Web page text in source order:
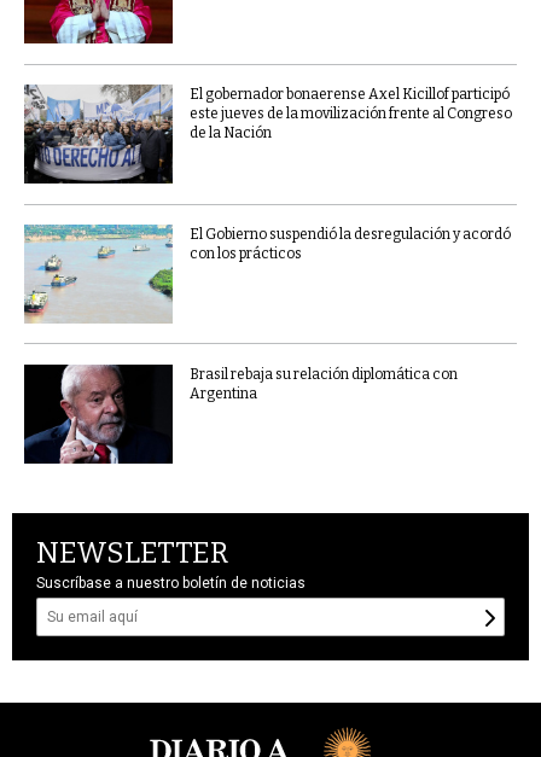
El gobernador bonaerense Axel Kicillof participó
este jueves de la movilización frente al Congreso
de la Nación
El Gobierno suspendió la desregulación y acordó
con los prácticos
Brasil rebaja su relación diplomática con
Argentina
NEWSLETTER
Suscríbase a nuestro boletín de noticias